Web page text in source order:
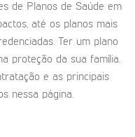
de Planos de Saúde em
até os planos mais
Ter um plano
proteção da sua família.
e as principais
nessa página.